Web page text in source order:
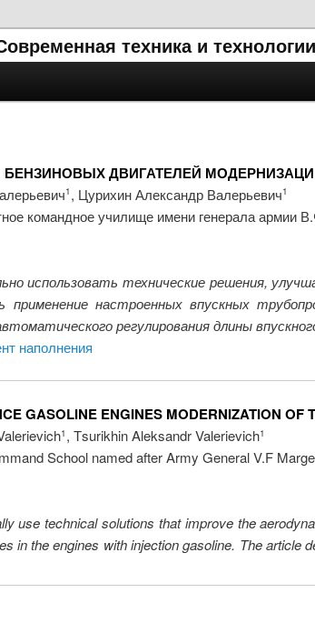
техника и
ДВИГАТЕЛЕЙ
1 , Цурихин Александр Валерьевич1
командное училище имени генерала армии
использовать технические решения,
настроенных впускных
регулирования длины
наполнения
GASOLINE ENGINES MODERNIZATION OF
1 , Тsurikhin Aleksandr Valerievich1
School named after Army General V.F
use technical solutions that improve the
in the engines with injection gasoline. The article